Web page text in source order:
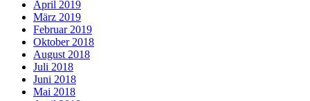
April 2019
März 2019
Februar 2019
Oktober 2018
August 2018
Juli 2018
Juni 2018
Mai 2018